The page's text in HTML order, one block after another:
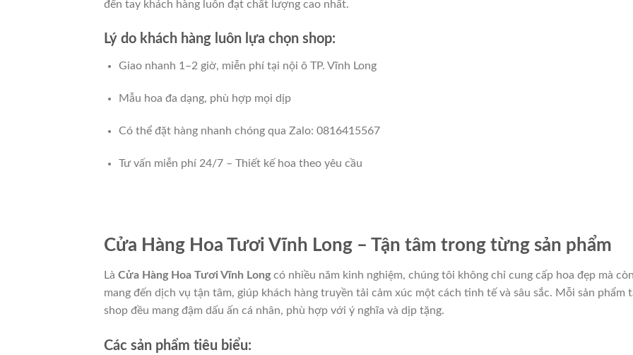
đến tay khách hàng luôn đạt chất lượng cao nhất.
Lý do khách hàng luôn lựa chọn shop:
Giao nhanh 1–2 giờ, miễn phí tại nội ô TP. Vĩnh Long
Mẫu hoa đa dạng, phù hợp mọi dịp
Có thể đặt hàng nhanh chóng qua Zalo: 0816415567
Tư vấn miễn phí 24/7 – Thiết kế hoa theo yêu cầu
Cửa Hàng Hoa Tươi Vĩnh Long – Tận tâm trong từng sản phẩm
Là Cửa Hàng Hoa Tươi Vĩnh Longcó nhiều năm kinh nghiệm, chúng tôi không chỉ cung cấp hoa đẹp mà
mang đến dịch vụ tận tâm, giúp khách hàng truyền tải cảm xúc một cách tinh tế và sâu sắc. Mỗi sản phẩm
shop đều mang đậm dấu ấn cá nhân, phù hợp với ý nghĩa và dịp tặng.
Các sản phẩm tiêu biểu: